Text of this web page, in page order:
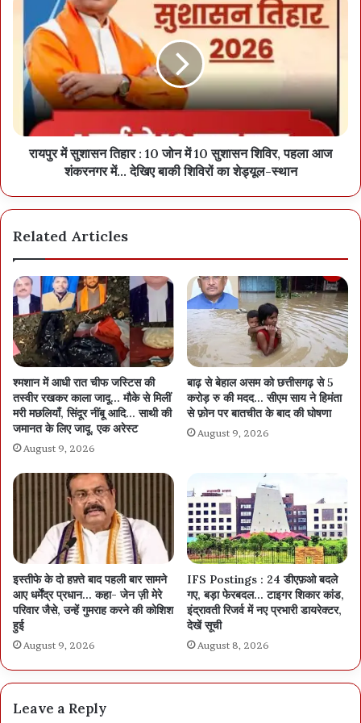
रायपुर में सुशासन तिहार : 10 जोन में 10 सुशासन शिविर, पहला आज
शंकरनगर में… देखिए बाकी शिविरों का शेड्यूल-स्थान
Related Articles
श्मशान में आधी रात चीफ जस्टिस की
तस्वीर रखकर काला जादू… मौके से मिलीं
मरी मछलियाँ, सिंदूर नींबू आदि… साथी की
जमानत के लिए जादू, एक अरेस्ट
August 9, 2026
बाढ़ से बेहाल असम को छत्तीसगढ़ से 5
करोड़ रु की मदद… सीएम साय ने हिमंता
से फ़ोन पर बातचीत के बाद की घोषणा
August 9, 2026
इस्तीफे के दो हफ़्ते बाद पहली बार सामने
आए धर्मेंद्र प्रधान… कहा- जेन ज़ी मेरे
परिवार जैसे, उन्हें गुमराह करने की कोशिश
हुई
August 9, 2026
IFS Postings : 24 डीएफ़ओ बदले
गए, बड़ा फेरबदल… टाइगर शिकार कांड,
इंद्रावती रिजर्व में नए प्रभारी डायरेक्टर,
देखें सूची
August 8, 2026
Leave a Reply